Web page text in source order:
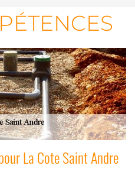
La Cote Saint Andre